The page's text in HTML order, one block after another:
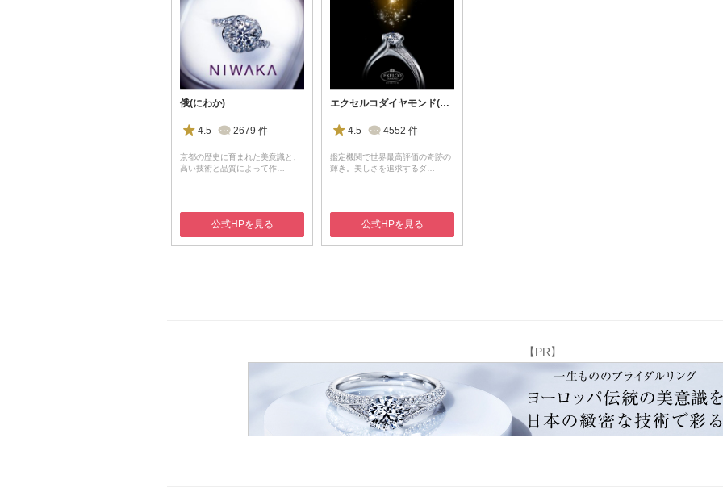
俄(にわか)
4.5 2679 件
京都の歴史に育まれた美意識と、
高い技術と品質によって作…
公式HPを見る
エクセルコダイヤモンド(EXELCO DIAMOND)
4.5 4552 件
鑑定機関で世界最高評価の奇跡の
輝き。美しさを追求するダ…
公式HPを見る
【PR】